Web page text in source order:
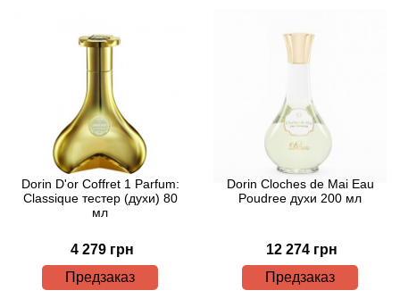
Dorin D'or Coffret 1 Parfum:
Classique тестер (духи) 80
мл
4 279 грн
Предзаказ
Dorin Cloches de Mai Eau
Poudree духи 200 мл
12 274 грн
Предзаказ
Al Haramain
Al Jazeera
Alaia Paris
Alexander McQueen
Alexandre Barthet
Alexandre J